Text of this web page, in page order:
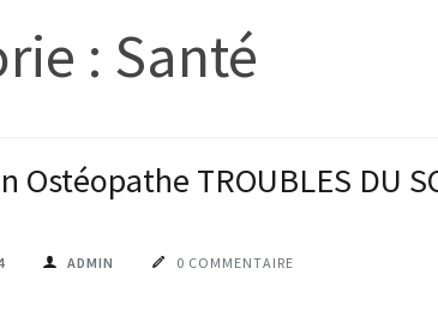
: Santé
Ostéopathe TROUBLES DU
ADMIN 0 COMMENTAIRE